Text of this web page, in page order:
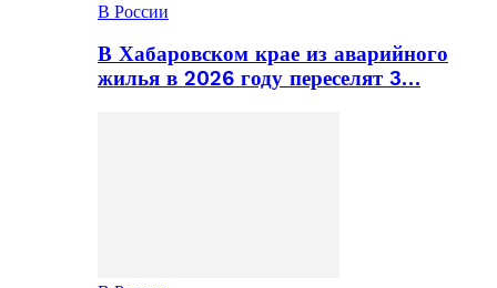
В России
В Хабаровском крае из аварийного
жилья в 2026 году переселят 3…